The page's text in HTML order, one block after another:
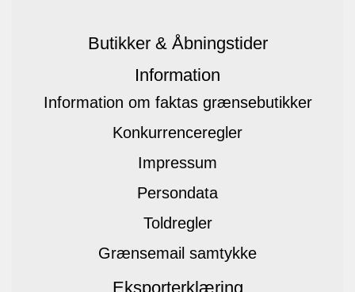
Butikker & Åbningstider
Information
Information om faktas grænsebutikker
Konkurrenceregler
Impressum
Persondata
Toldregler
Grænsemail samtykke
Eksporterklæring